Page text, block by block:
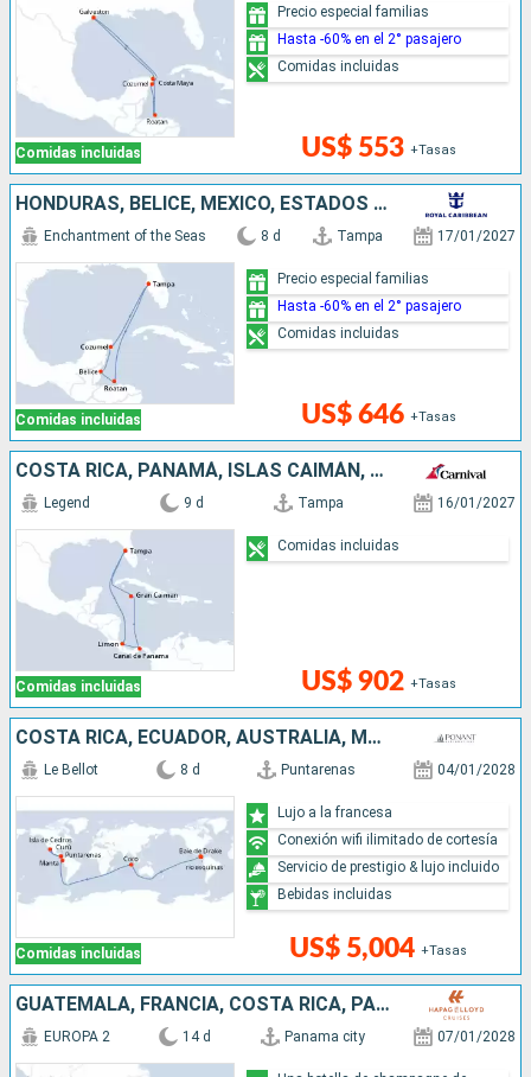
Comidas incluidas US$ 553 +Tasas
Precio especial familias
Hasta -60% en el 2° pasajero
Comidas incluidas
HONDURAS, BELICE, MÉXICO, ESTADOS UNIDOS
Comidas incluidas
Enchantment of the Seas 8 d Tampa 17/01/2027
US$ 646 +Tasas
Precio especial familias
Hasta -60% en el 2° pasajero
Comidas incluidas
COSTA RICA, PANAMÁ, ISLAS CAIMÁN, ESTADOS UNIDOS
Comidas incluidas
Legend 9 d Tampa 16/01/2027
US$ 902 +Tasas
Comidas incluidas
COSTA RICA, ECUADOR, AUSTRALIA, MÉXICO
Comidas incluidas
Le Bellot 8 d Puntarenas 04/01/2028
US$ 5,004 +Tasas
Lujo a la francesa
Conexión wifi ilimitado de cortesía
Servicio de prestigio & lujo incluido
Bebidas incluidas
GUATEMALA, FRANCIA, COSTA RICA, PANAMÁ
EUROPA 2 14 d Panama city 07/01/2028